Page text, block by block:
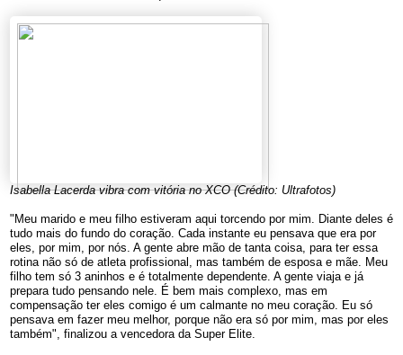
Isabella Lacerda vibra com vitória no XCO (Crédito: Ultrafotos)
"Meu marido e meu filho estiveram aqui torcendo por mim. Diante deles é
tudo mais do fundo do coração. Cada instante eu pensava que era por
eles, por mim, por nós. A gente abre mão de tanta coisa, para ter essa
rotina não só de atleta profissional, mas também de esposa e mãe. Meu
filho tem só 3 aninhos e é totalmente dependente. A gente viaja e já
prepara tudo pensando nele. É bem mais complexo, mas em
compensação ter eles comigo é um calmante no meu coração. Eu só
pensava em fazer meu melhor, porque não era só por mim, mas por eles
também", finalizou a vencedora da Super Elite.